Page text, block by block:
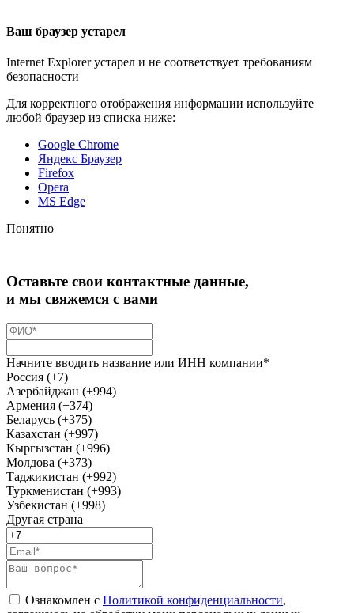
Ваш браузер устарел
Internet Explorer устарел и не соответствует требованиям
безопасности
Для корректного отображения информации используйте
любой браузер из списка ниже:
Google Chrome
Яндекс Браузер
Firefox
Opera
MS Edge
Понятно
Оставьте свои контактные данные,
и мы свяжемся с вами
Начните вводить название или ИНН компании*
Россия (+7)
Азербайджан (+994)
Армения (+374)
Беларусь (+375)
Казахстан (+997)
Кыргызстан (+996)
Молдова (+373)
Таджикистан (+992)
Туркменистан (+993)
Узбекистан (+998)
Другая страна
Ознакомлен с Политикой конфиденциальности,